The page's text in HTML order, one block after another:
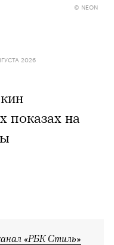
© NEON
2026
показах на
«РБК Стиль»